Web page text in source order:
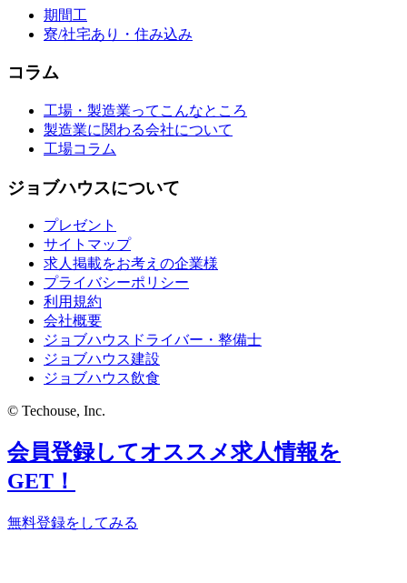
期間工
寮/社宅あり・住み込み
コラム
工場・製造業ってこんなところ
製造業に関わる会社について
工場コラム
ジョブハウスについて
プレゼント
サイトマップ
求人掲載をお考えの企業様
プライバシーポリシー
利用規約
会社概要
ジョブハウスドライバー・整備士
ジョブハウス建設
ジョブハウス飲食
© Techouse, Inc.
会員登録してオススメ求人情報を
GET！
無料登録をしてみる